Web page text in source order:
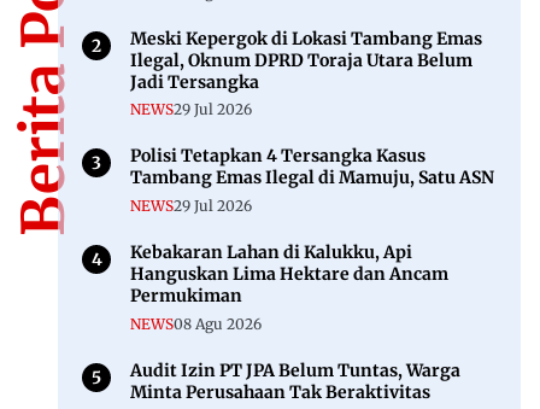
Meski Kepergok di Lokasi Tambang Emas
Ilegal, Oknum DPRD Toraja Utara Belum
Jadi Tersangka
NEWS29 Jul 2026
Polisi Tetapkan 4 Tersangka Kasus
Tambang Emas Ilegal di Mamuju, Satu ASN
NEWS29 Jul 2026
Kebakaran Lahan di Kalukku, Api
Hanguskan Lima Hektare dan Ancam
Permukiman
NEWS08 Agu 2026
Audit Izin PT JPA Belum Tuntas, Warga
Minta Perusahaan Tak Beraktivitas